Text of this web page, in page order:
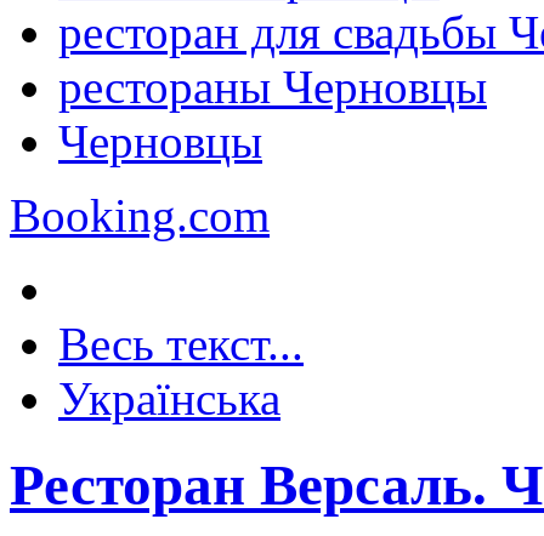
ресторан для свадьбы
рестораны Черновцы
Черновцы
Booking.com
Весь текст...
Українська
Ресторан Версаль.